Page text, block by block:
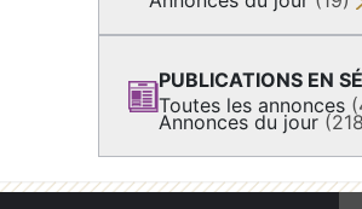
PUBLICATIONS EN
Toutes les annonces
Annonces du jour